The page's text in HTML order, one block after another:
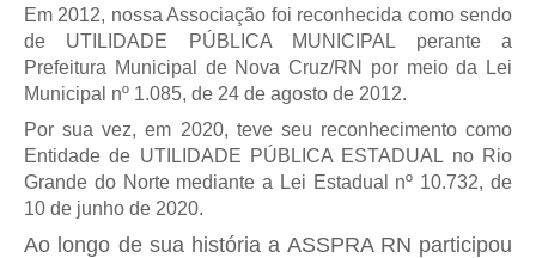
Em 2012, nossa Associação foi reconhecida como sendo
de UTILIDADE PÚBLICA MUNICIPAL perante a
Prefeitura Municipal de Nova Cruz/RN por meio da Lei
Municipal nº 1.085, de 24 de agosto de 2012.
Por sua vez, em 2020, teve seu reconhecimento como
Entidade de UTILIDADE PÚBLICA ESTADUAL no Rio
Grande do Norte mediante a Lei Estadual nº 10.732, de
10 de junho de 2020.
Ao longo de sua história a ASSPRA RN participou